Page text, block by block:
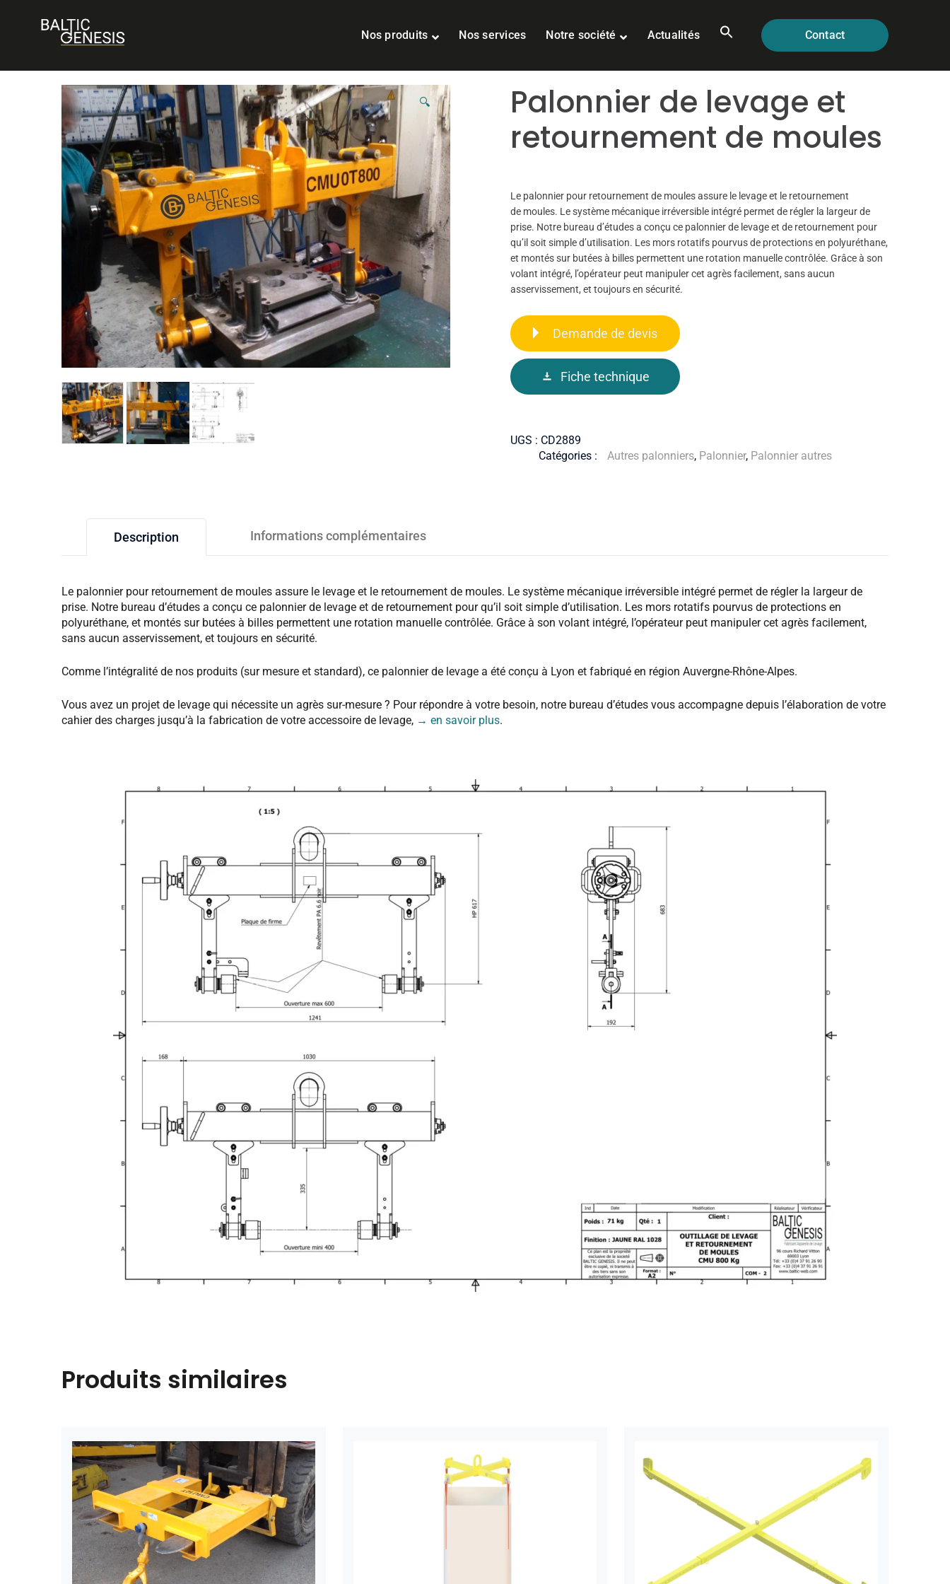
Contact
Nos produits Nos services Notre société Actualités
🔍
Palonnier de levage et
retournement de moules
Le palonnier pour retournement de moules assure le levage et le retournement
de moules. Le système mécanique irréversible intégré permet de régler la largeur de
prise. Notre bureau d’études a conçu ce palonnier de levage et de retournement pour
qu’il soit simple d’utilisation. Les mors rotatifs pourvus de protections en polyuréthane,
et montés sur butées à billes permettent une rotation manuelle contrôlée. Grâce à son
volant intégré, l’opérateur peut manipuler cet agrès facilement, sans aucun
asservissement, et toujours en sécurité.
Demande de devis
Fiche technique
UGS : CD2889
Catégories :
Autres palonniers, Palonnier, Palonnier autres
Description Informations complémentaires
Le palonnier pour retournement de moules assure le levage et le retournement de moules. Le système mécanique irréversible intégré permet de régler la largeur de
prise. Notre bureau d’études a conçu ce palonnier de levage et de retournement pour qu’il soit simple d’utilisation. Les mors rotatifs pourvus de protections en
polyuréthane, et montés sur butées à billes permettent une rotation manuelle contrôlée. Grâce à son volant intégré, l’opérateur peut manipuler cet agrès facilement,
sans aucun asservissement, et toujours en sécurité.
Comme l’intégralité de nos produits (sur mesure et standard), ce palonnier de levage a été conçu à Lyon et fabriqué en région Auvergne-Rhône-Alpes.
Vous avez un projet de levage qui nécessite un agrès sur-mesure ? Pour répondre à votre besoin, notre bureau d’études vous accompagne depuis l’élaboration de votre
cahier des charges jusqu’à la fabrication de votre accessoire de levage, → en savoir plus.
Produits similaires